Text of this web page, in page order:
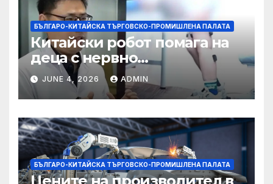
БЪЛГАРО-КИТАЙСКА ТЪРГОВСКО-ПРОМИШЛЕНА ПАЛАТА
Китайски робот помага на
деца с нервно
разстройство да се
изправят за първи път
JUNE 4, 2026 ADMIN
БЪЛГАРО-КИТАЙСКА ТЪРГОВСКО-ПРОМИШЛЕНА ПАЛАТА